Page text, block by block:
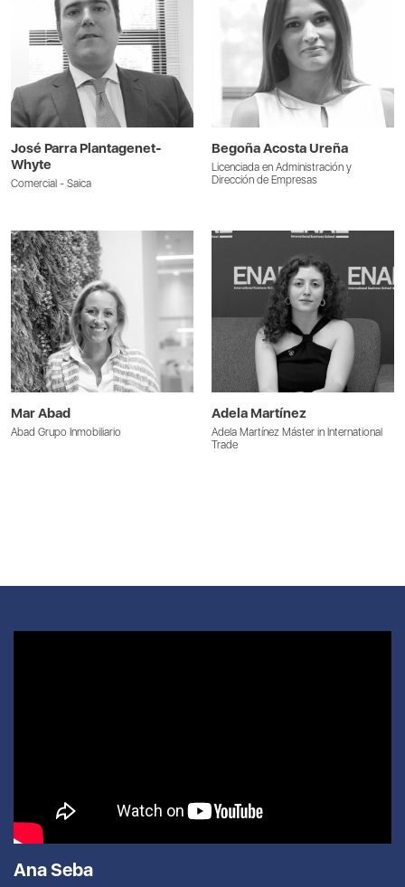
José Parra Plantagenet-
Whyte
Comercial - Saica
Begoña Acosta Ureña
Licenciada en Administración y
Dirección de Empresas
Mar Abad
Abad Grupo Inmobiliario
Adela Martínez
Adela Martínez Máster in International
Trade
Ana Seba